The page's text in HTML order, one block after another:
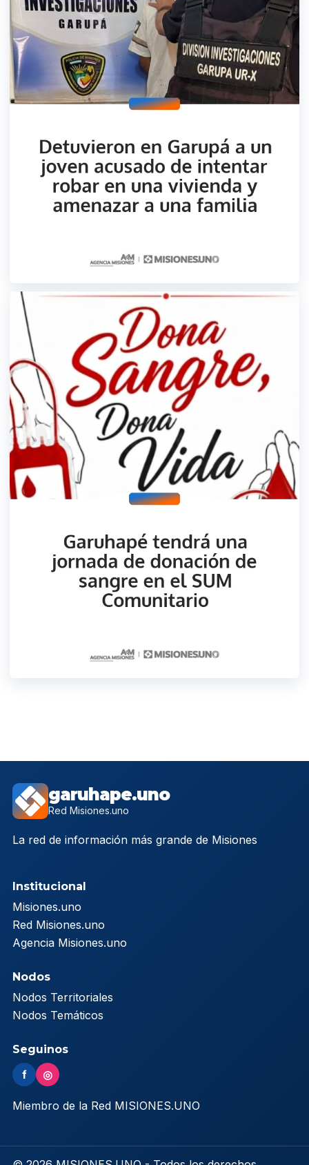
garuhape.uno
Red Misiones.uno
La red de información más grande de Misiones
Institucional
Misiones.uno
Red Misiones.uno
Agencia Misiones.uno
Nodos
Nodos Territoriales
Nodos Temáticos
Seguinos
f ◎
Miembro de la Red MISIONES.UNO